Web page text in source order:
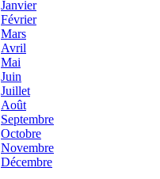
Janvier
Février
Mars
Avril
Mai
Juin
Juillet
Août
Septembre
Octobre
Novembre
Décembre